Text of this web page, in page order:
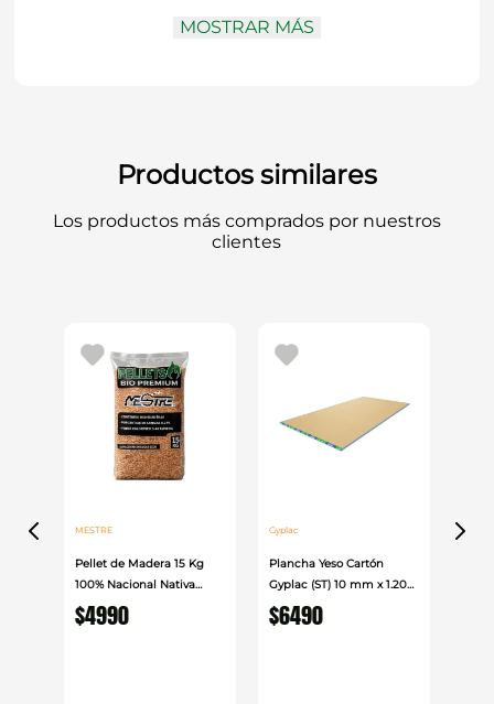
509
Dimensiones:
Largo 33,5 cm | Ancho 29 cm |
Alto 6,5 cm
MOSTRAR MÁS
Productos similares
Los productos más comprados por nuestros
clientes
MESTRE
Pellet de Madera 15 Kg
100% Nacional Nativa
Mestre
$4990
Gyplac
Plancha Yeso Cartón
Gyplac (ST) 10 mm x 1.20
cm x 2.40cm
$6490